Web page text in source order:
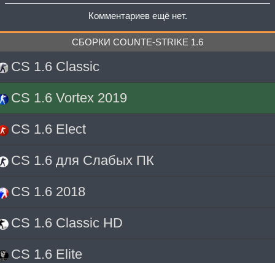
Комментариев ещё нет.
СБОРКИ COUNTE-STRIKE 1.6
CS 1.6 Classic
CS 1.6 Vortex 2019
CS 1.6 Elect
CS 1.6 для Слабых ПК
CS 1.6 2018
CS 1.6 Classic HD
CS 1.6 Elite